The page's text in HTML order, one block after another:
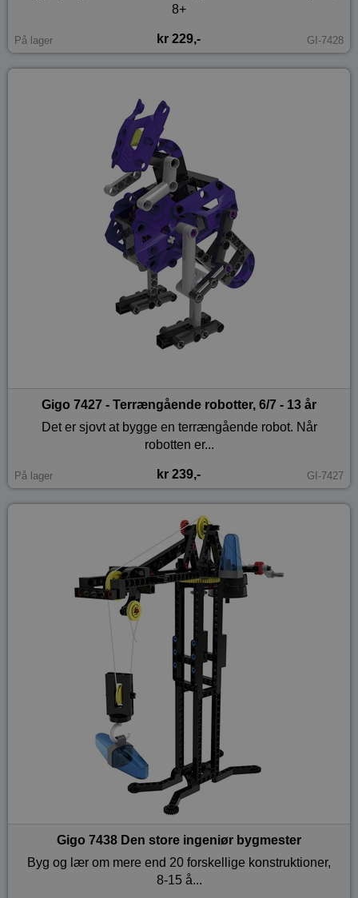
8+
På lager kr 229,- GI-7428
Gigo 7427 - Terrængående robotter, 6/7 - 13 år
Det er sjovt at bygge en terrængående robot. Når
robotten er...
På lager kr 239,- GI-7427
Gigo 7438 Den store ingeniør bygmester
Byg og lær om mere end 20 forskellige konstruktioner,
8-15 å...